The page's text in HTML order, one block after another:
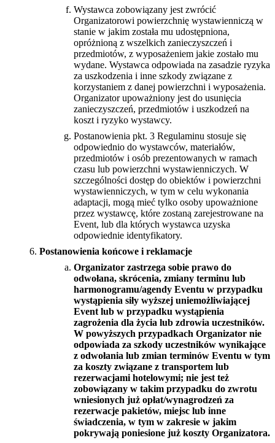
Wystawca zobowiązany jest zwrócić
Organizatorowi powierzchnię wystawienniczą w
stanie w jakim została mu udostępniona,
opróżnioną z wszelkich zanieczyszczeń i
przedmiotów, z wyposażeniem jakie zostało mu
wydane. Wystawca odpowiada na zasadzie ryzyka
za uszkodzenia i inne szkody związane z
korzystaniem z danej powierzchni i wyposażenia.
Organizator upoważniony jest do usunięcia
zanieczyszczeń, przedmiotów i uszkodzeń na
koszt i ryzyko wystawcy.
Postanowienia pkt. 3 Regulaminu stosuje się
odpowiednio do wystawców, materiałów,
przedmiotów i osób prezentowanych w ramach
czasu lub powierzchni wystawienniczych. W
szczególności dostęp do obiektów i powierzchni
wystawienniczych, w tym w celu wykonania
adaptacji, mogą mieć tylko osoby upoważnione
przez wystawcę, które zostaną zarejestrowane na
Event, lub dla których wystawca uzyska
odpowiednie identyfikatory.
Postanowienia końcowe i reklamacje
Organizator zastrzega sobie prawo do
odwołana, skrócenia, zmiany terminu lub
harmonogramu/agendy Eventu w przypadku
wystąpienia siły wyższej uniemożliwiającej
Event lub w przypadku wystąpienia
zagrożenia dla życia lub zdrowia uczestników.
W powyższych przypadkach Organizator nie
odpowiada za szkody uczestników wynikające
z odwołania lub zmian terminów Eventu w tym
za koszty związane z transportem lub
rezerwacjami hotelowymi; nie jest też
zobowiązany w takim przypadku do zwrotu
wniesionych już opłat/wynagrodzeń za
rezerwacje pakietów, miejsc lub inne
świadczenia, w tym w zakresie w jakim
pokrywają poniesione już koszty Organizatora.